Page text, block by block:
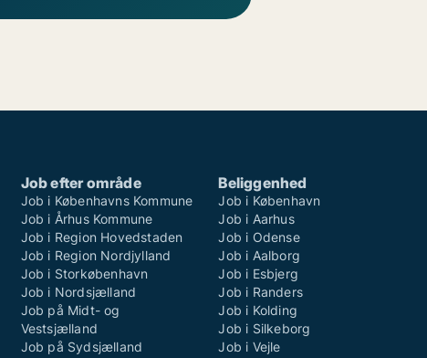
Job efter område
Job i Københavns Kommune
Job i Århus Kommune
Job i Region Hovedstaden
Job i Region Nordjylland
Job i Storkøbenhavn
Job i Nordsjælland
Job på Midt- og
Vestsjælland
Job på Sydsjælland
Beliggenhed
Job i København
Job i Aarhus
Job i Odense
Job i Aalborg
Job i Esbjerg
Job i Randers
Job i Kolding
Job i Silkeborg
Job i Vejle